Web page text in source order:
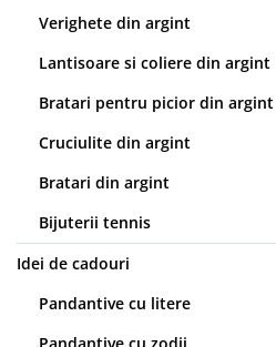
Verighete din argint
Lantisoare si coliere din argint
Bratari pentru picior din argint
Cruciulite din argint
Bratari din argint
Bijuterii tennis
Idei de cadouri
Pandantive cu litere